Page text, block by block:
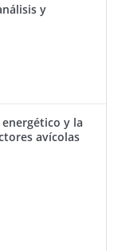
y
y la
avícolas